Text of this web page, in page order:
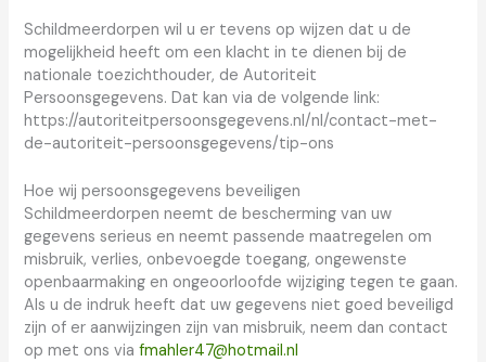
Schildmeerdorpen wil u er tevens op wijzen dat u de
mogelijkheid heeft om een klacht in te dienen bij de
nationale toezichthouder, de Autoriteit
Persoonsgegevens. Dat kan via de volgende link:
https://autoriteitpersoonsgegevens.nl/nl/contact-met-
de-autoriteit-persoonsgegevens/tip-ons
Hoe wij persoonsgegevens beveiligen
Schildmeerdorpen neemt de bescherming van uw
gegevens serieus en neemt passende maatregelen om
misbruik, verlies, onbevoegde toegang, ongewenste
openbaarmaking en ongeoorloofde wijziging tegen te gaan.
Als u de indruk heeft dat uw gegevens niet goed beveiligd
zijn of er aanwijzingen zijn van misbruik, neem dan contact
op met ons viafmahler47@hotmail.nl